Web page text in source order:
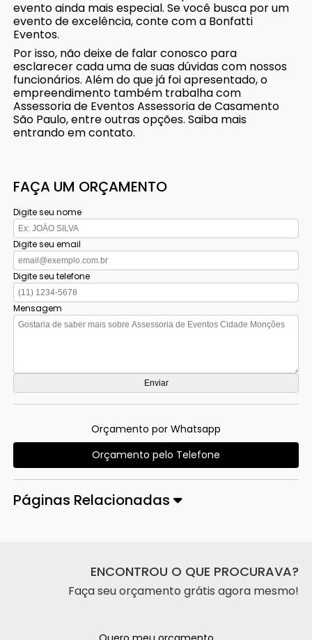
evento ainda mais especial. Se você busca por um
evento de excelência, conte com a Bonfatti
Eventos.
Por isso, não deixe de falar conosco para
esclarecer cada uma de suas dúvidas com nossos
funcionários. Além do que já foi apresentado, o
empreendimento também trabalha com
Assessoria de Eventos Assessoria de Casamento
São Paulo, entre outras opções. Saiba mais
entrando em contato.
FAÇA UM ORÇAMENTO
Digite seu nome
Digite seu email
Digite seu telefone
Mensagem
Orçamento por Whatsapp
Orçamento pelo Telefone
Páginas Relacionadas
ENCONTROU O QUE PROCURAVA?
Faça seu orçamento grátis agora mesmo!